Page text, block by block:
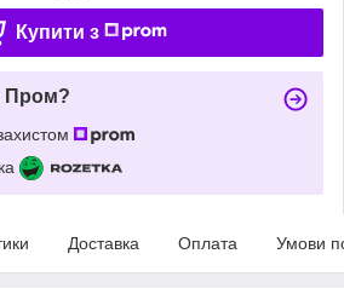
Купити з
Пром?
Доставка Оплата Умови